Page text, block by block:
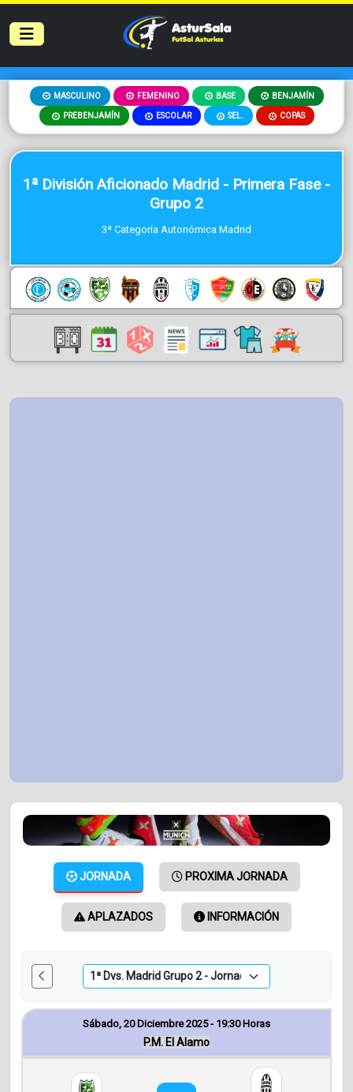
MASCULINO FEMENINO BASE BENJAMÍN
PREBENJAMÍN ESCOLAR SEL. COPAS
1ª División Aficionado Madrid - Primera Fase -
Grupo 2
3ª Categoría Autonómica Madrid
JORNADA PROXIMA JORNADA
APLAZADOS INFORMACIÓN
Sábado, 20 Diciembre 2025 - 19:30 Horas
P.M. El Alamo